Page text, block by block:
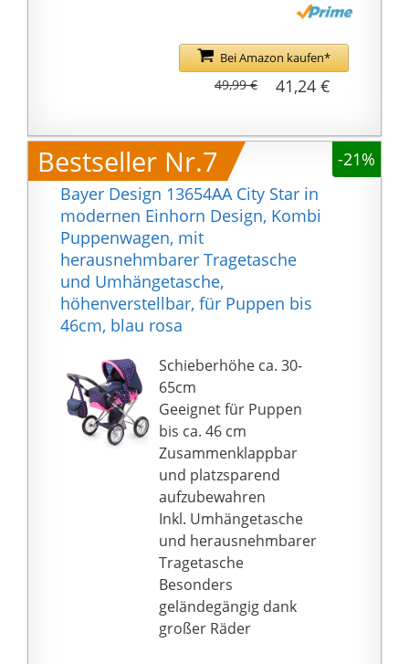
Bei Amazon kaufen*
41,24 €
49,99 €
Bestseller Nr.7
-21%
Bayer Design 13654AA City Star in
modernen Einhorn Design, Kombi
Puppenwagen, mit
herausnehmbarer Tragetasche
und Umhängetasche,
höhenverstellbar, für Puppen bis
46cm, blau rosa
Schieberhöhe ca. 30-
65cm
Geeignet für Puppen
bis ca. 46 cm
Zusammenklappbar
und platzsparend
aufzubewahren
Inkl. Umhängetasche
und herausnehmbarer
Tragetasche
Besonders
geländegängig dank
großer Räder